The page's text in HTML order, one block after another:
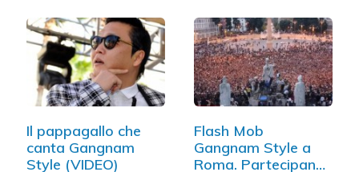
Il pappagallo che
canta Gangnam
Style (VIDEO)
Flash Mob
Gangnam Style a
Roma. Partecipano